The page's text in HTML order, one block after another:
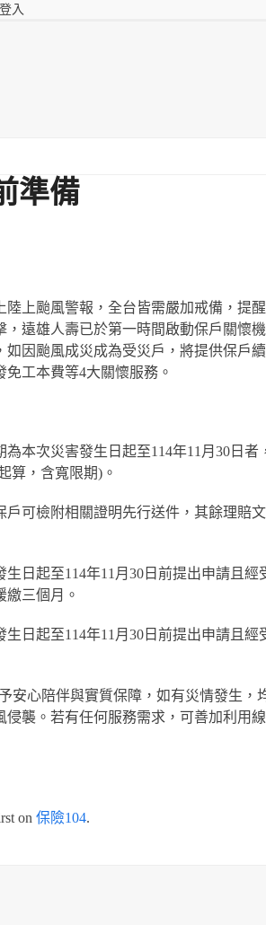
登入
準備
上颱風警報，全台皆需嚴加戒備，提
遠雄人壽已於第一時間啟動保戶關懷
因颱風成災成為受災戶，將提供保戶
工本費等4大關懷服務。
本次災害發生日起至114年11月30日者
算，含寬限期)。
可檢附相關證明先行送件，其餘理賠
日起至114年11月30日前提出申請且經
三個月。
日起至114年11月30日前提出申請且經
安心陪伴與實質保障，如有災情發生，
襲。若有任何服務需求，可善加利用
on 保險104.